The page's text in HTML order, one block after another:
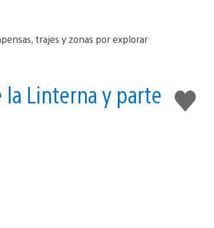
Me
gusta
esto
la Linterna y parte